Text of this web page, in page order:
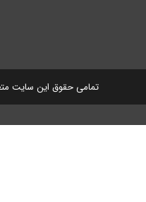
تمامی حقوق این سایت